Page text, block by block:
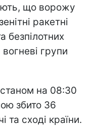
що ворожу
ракетні
безпілотних
групи
на 08:30
збито 36
та сході країни.